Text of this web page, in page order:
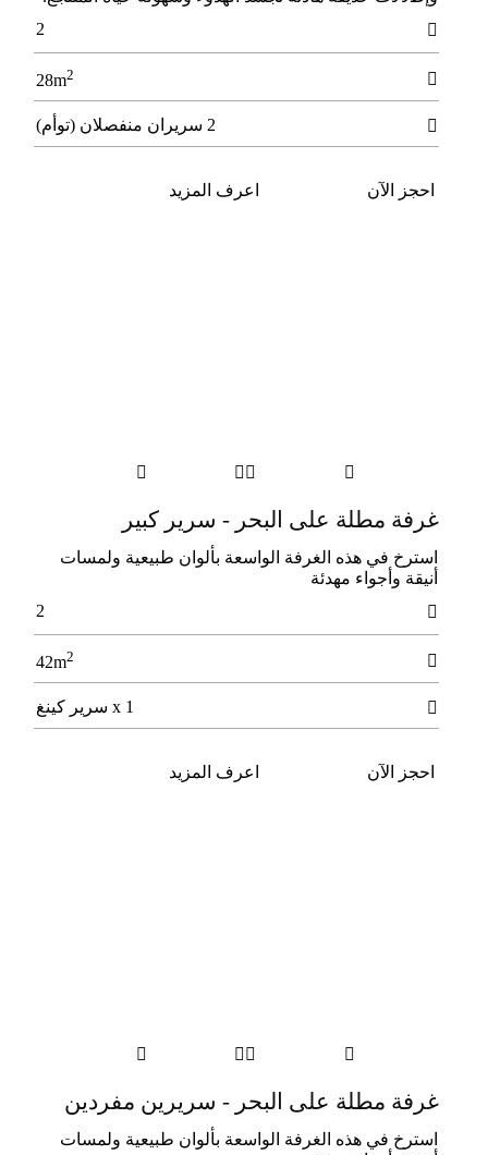

2

28m2
 2 سريران منفصلان (توأم)
احجز الآن اعرف المزيد

 

غرفة مطلة على البحر - سرير كبير
اﺳﺘﺮخ ﻓﻲ ﻫﺬه اﻟﻐﺮﻓﺔ اﻟﻮاﺳﻌﺔ ﺑﺄﻟﻮان ﻃﺒﻴﻌﻴﺔ وﻟﻤﺴﺎت
أﻧﻴﻘﺔ وأﺟﻮاء ﻣﻬﺪﺋﺔ

2

42m2
 1 x سرير كينغ
احجز الآن اعرف المزيد

 

غرفة مطلة على البحر - سريرين مفردين
اﺳﺘﺮخ ﻓﻲ ﻫﺬه اﻟﻐﺮﻓﺔ اﻟﻮاﺳﻌﺔ ﺑﺄﻟﻮان ﻃﺒﻴﻌﻴﺔ وﻟﻤﺴﺎت